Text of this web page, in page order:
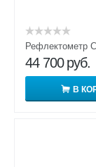
Рефлектометр
44 700 руб.
В